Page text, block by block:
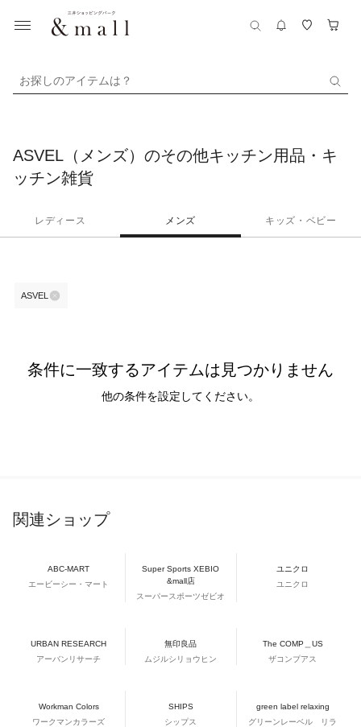
お探しのアイテムは？
ASVEL（メンズ）のその他キッチン用品・キ
ッチン雑貨
レディース メンズ キッズ・ベビー
ASVEL
条件に一致するアイテムは見つかりません
他の条件を設定してください。
関連ショップ
ABC-MART
エービーシー・マート
Super Sports XEBIO
&mall店
スーパースポーツゼビオ
ユニクロ
ユニクロ
URBAN RESEARCH
アーバンリサーチ
無印良品
ムジルシリョウヒン
The COMP＿US
ザコンプアス
Workman Colors
ワークマンカラーズ
SHIPS
シップス
green label relaxing
グリーンレーベル リラ